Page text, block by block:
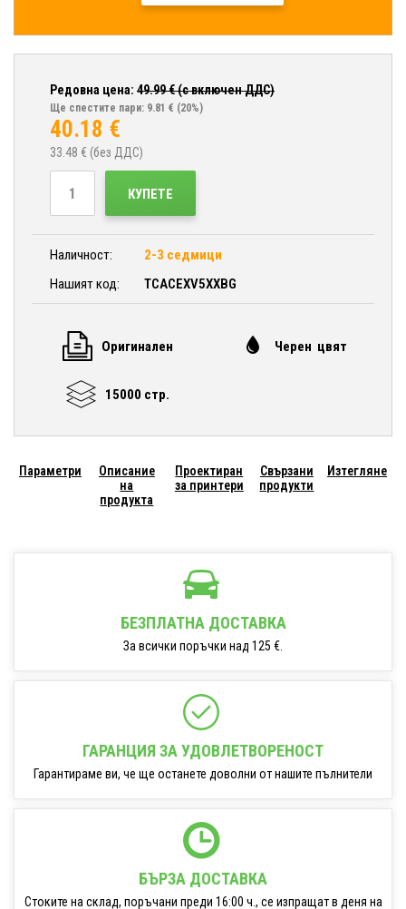
Редовна цена: 49.99€ (с включен ДДС)
Ще спестите пари: 9.81 € (20%)
40.18 €
33.48 € (без ДДС)
КУПЕТЕ
Наличност:
2-3 седмици
Нашият код:
TCACEXV5XXBG
Оригинален Черен цвят
15000 стр.
Параметри
Описание
на
продукта
Проектиран
за принтери
Свързани
продукти
Изтегляне
БЕЗПЛАТНА ДОСТАВКА
За всички поръчки над 125 €.
ГАРАНЦИЯ ЗА УДОВЛЕТВОРЕНОСТ
Гарантираме ви, че ще останете доволни от нашите пълнители
БЪРЗА ДОСТАВКА
Стоките на склад, поръчани преди 16:00 ч., се изпращат в деня на